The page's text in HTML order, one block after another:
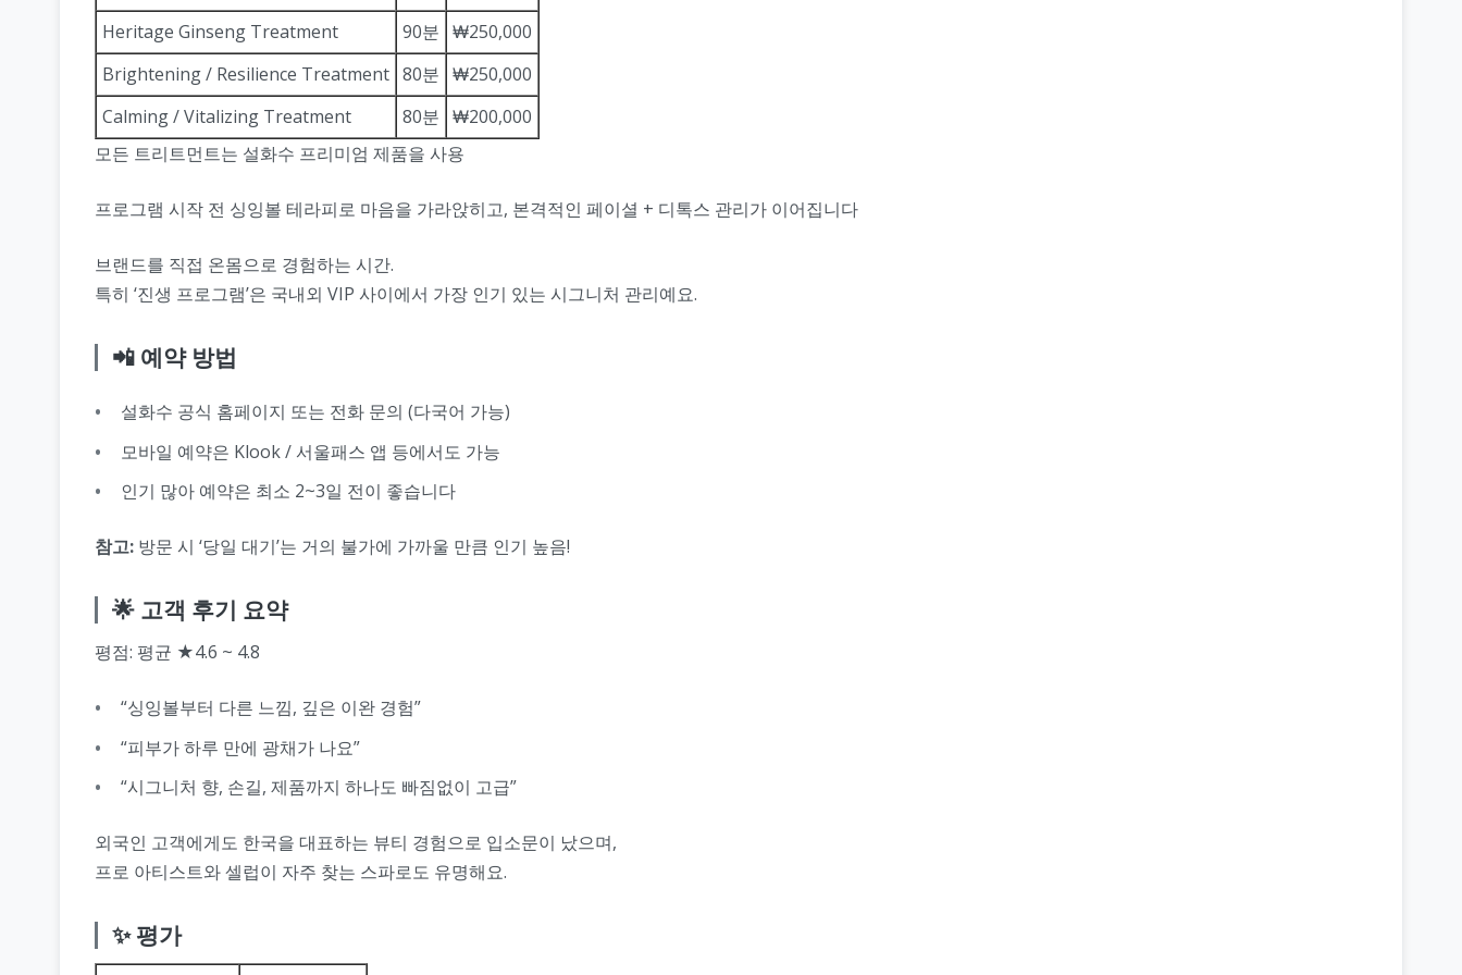
Heritage Ginseng Treatment
90분 ₩250,000
Brightening / Resilience Treatment 80분 ₩250,000
Calming / Vitalizing Treatment
80분 ₩200,000
모든 트리트먼트는 설화수 프리미엄 제품을 사용
프로그램 시작 전 싱잉볼 테라피로 마음을 가라앉히고, 본격적인 페이셜 + 디톡스 관리가 이어집니다
브랜드를 직접 온몸으로 경험하는 시간.
특히 ‘진생 프로그램’은 국내외 VIP 사이에서 가장 인기 있는 시그니처 관리예요.
📲 예약 방법
설화수 공식 홈페이지 또는 전화 문의 (다국어 가능)
모바일 예약은 Klook / 서울패스 앱 등에서도 가능
인기 많아 예약은 최소 2~3일 전이 좋습니다
참고: 방문 시 ‘당일 대기’는 거의 불가에 가까울 만큼 인기 높음!
🌟 고객 후기 요약
평점: 평균 ★4.6 ~ 4.8
“싱잉볼부터 다른 느낌, 깊은 이완 경험”
“피부가 하루 만에 광채가 나요”
“시그니처 향, 손길, 제품까지 하나도 빠짐없이 고급”
외국인 고객에게도 한국을 대표하는 뷰티 경험으로 입소문이 났으며,
프로 아티스트와 셀럽이 자주 찾는 스파로도 유명해요.
✨ 평가